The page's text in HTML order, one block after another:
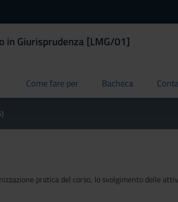
in Giurisprudenza [LMG/01]
Come fare per
current Bacheca
current
pratica del corso, lo svolgimento delle